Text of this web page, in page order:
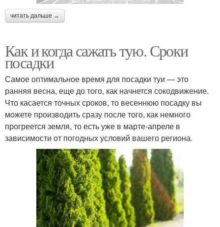
читать дальше →
Как и когда сажать тую. Сроки
посадки
Самое оптимальное время для посадки туи — это
ранняя весна, еще до того, как начнется сокодвижение.
Что касается точных сроков, то весеннюю посадку вы
можете производить сразу после того, как немного
прогреется земля, то есть уже в марте-апреле в
зависимости от погодных условий вашего региона.